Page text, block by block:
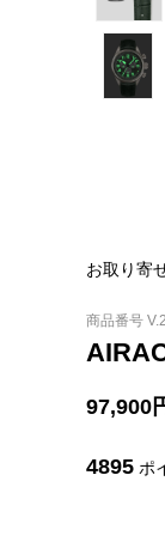
お取り寄
商品番号
97,900
4895 ポ